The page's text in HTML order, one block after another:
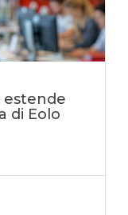
estende
di Eolo